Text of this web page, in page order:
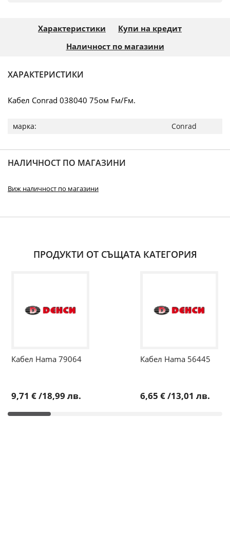
Характеристики
Купи на кредит
Наличност по магазини
ХАРАКТЕРИСТИКИ
Кабел Conrad 038040 75ом Fм/Fм.
Повече
информация
Conrad
НАЛИЧНОСТ ПО МАГАЗИНИ
Виж наличност по магазини
ПРОДУКТИ ОТ СЪЩАТА КАТЕГОРИЯ
Кабел Hama 79064
9,71 €/18,99 лв.
Кабел Hama 56445
6,65 €/13,01 лв.